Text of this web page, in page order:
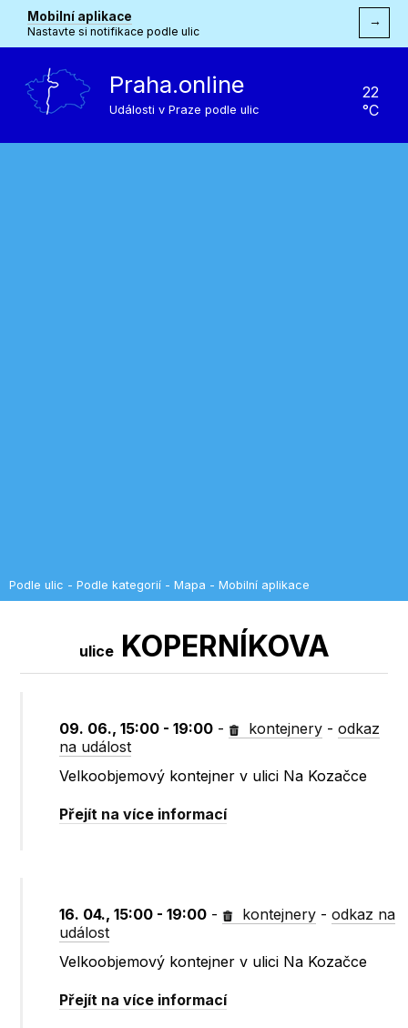
Mobilní aplikace
Nastavte si notifikace podle ulic
→
Praha.online
Události v Praze podle ulic
22
°C
Podle ulic - Podle kategorií - Mapa - Mobilní aplikace
uliceKOPERNÍKOVA
09. 06., 15:00 - 19:00 - kontejnery -odkaz
na událost
Velkoobjemový kontejner v ulici Na Kozačce
Přejít na více informací
16. 04., 15:00 - 19:00 - kontejnery -odkaz na
událost
Velkoobjemový kontejner v ulici Na Kozačce
Přejít na více informací